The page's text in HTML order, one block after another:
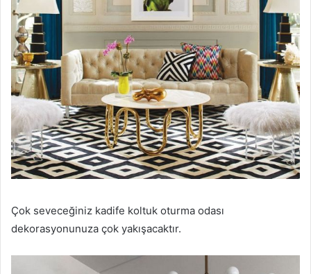
Çok seveceğiniz kadife koltuk oturma odası
dekorasyonunuza çok yakışacaktır.